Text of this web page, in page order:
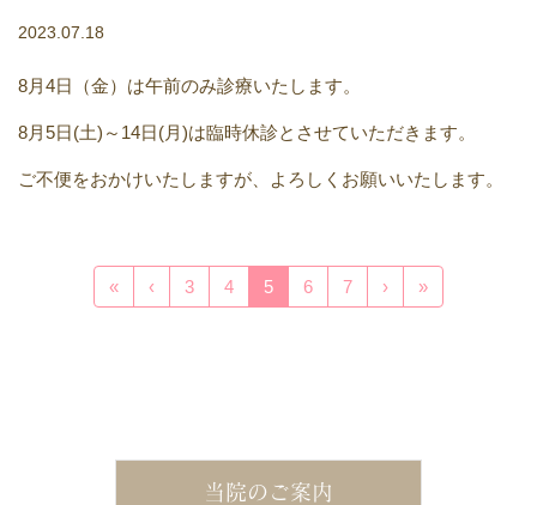
2023.07.18
8月4日（金）は午前のみ診療いたします。
8月5日(土)～14日(月)は臨時休診とさせていただきます。
ご不便をおかけいたしますが、よろしくお願いいたします。
« ‹ 3 4 5 6 7 › »
当院のご案内